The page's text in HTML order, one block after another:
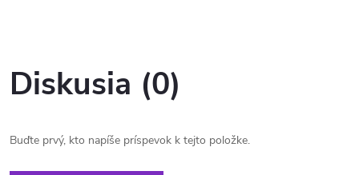
Diskusia (0)
Buďte prvý, kto napíše príspevok k tejto položke.